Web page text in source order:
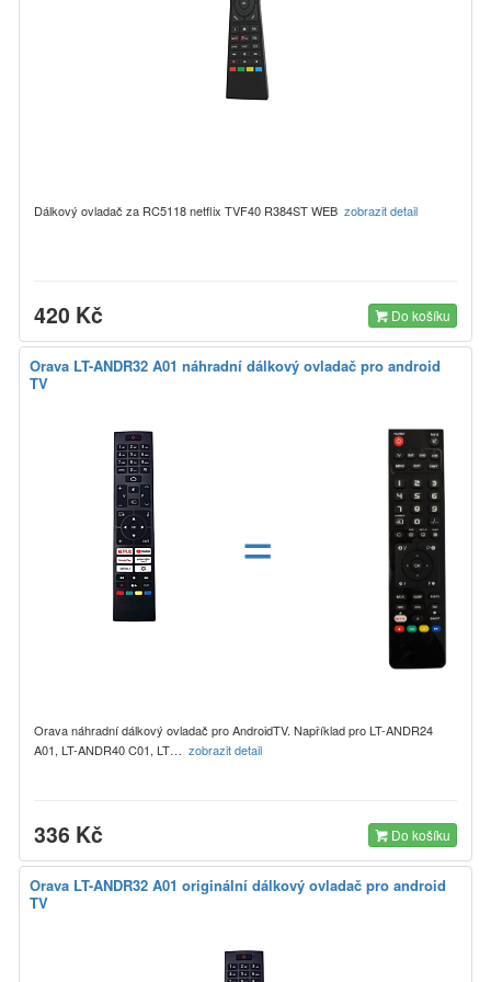
Dálkový ovladač za RC5118 netflix TVF40 R384ST WEB zobrazit detail
420 Kč Do košíku
Orava LT-ANDR32 A01 náhradní dálkový ovladač pro android
TV
=
Orava náhradní dálkový ovladač pro AndroidTV. Například pro LT-ANDR24
A01, LT-ANDR40 C01, LT… zobrazit detail
336 Kč Do košíku
Orava LT-ANDR32 A01 originální dálkový ovladač pro android
TV